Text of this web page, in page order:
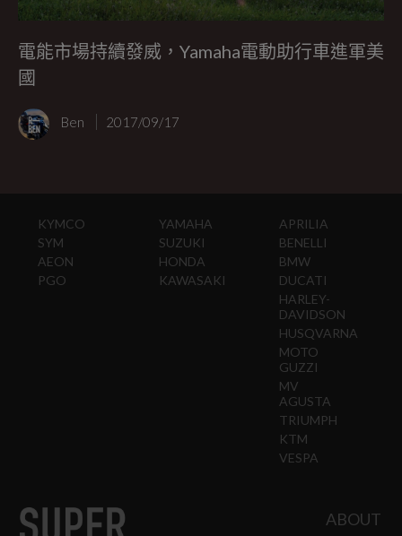
電能市場持續發威，Yamaha電動助行車進軍美
國
Ben 2017/09/17
KYMCO
SYM
AEON
PGO
YAMAHA
SUZUKI
HONDA
KAWASAKI
APRILIA
BENELLI
BMW
DUCATI
HARLEY-
DAVIDSON
HUSQVARNA
MOTO
GUZZI
MV
AGUSTA
TRIUMPH
KTM
VESPA
ABOUT